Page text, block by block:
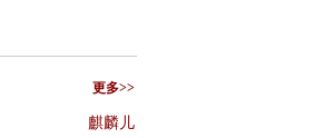
更多>>
麒麟儿